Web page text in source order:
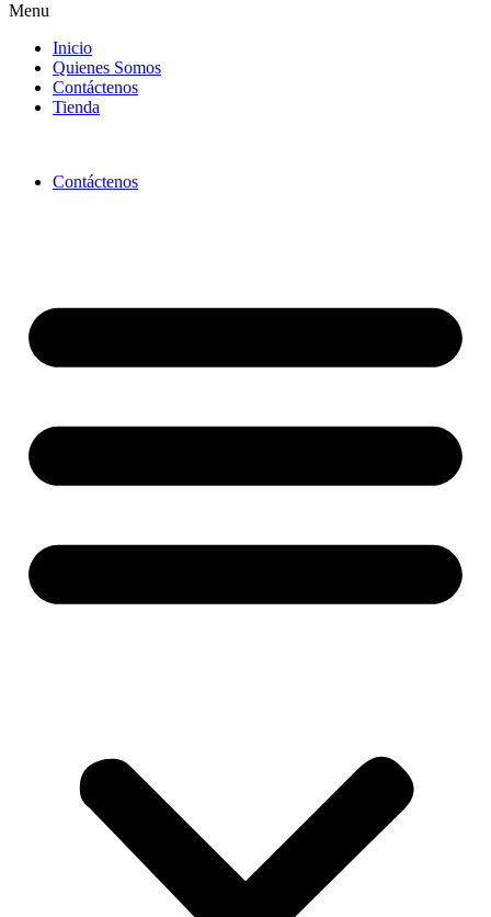
Menu
Inicio
Quienes Somos
Contáctenos
Tienda
Contáctenos